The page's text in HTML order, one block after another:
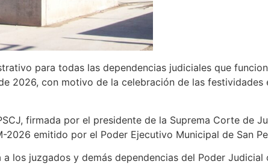
para todas las dependencias judiciales que
2026, con motivo de la celebración de las festividades
firmada por el presidente de la Suprema Corte de
emitido por el Poder Ejecutivo Municipal de San
los juzgados y demás dependencias del Poder Judicial